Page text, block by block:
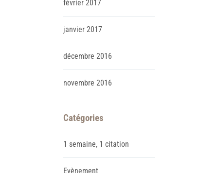
février 2017
janvier 2017
décembre 2016
novembre 2016
Catégories
1 semaine, 1 citation
Evènement